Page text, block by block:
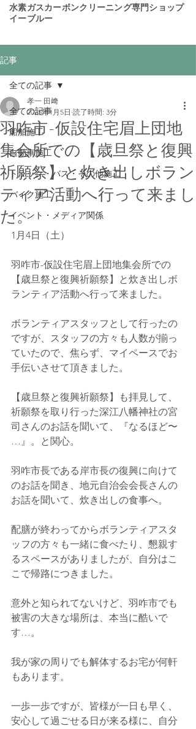
​水素ガスカーボンクリーニング専門ショップ
イーブルー
記事
全ての記事
船舶施工
自動車施工
トラック・バス・その他施工
バイク施工
イベント・メディア関係
全ての記事
羽咋市-仮設住宅眉上団地
集会所での【歳旦祭と復興
祈願祭】と炊き出しボラン
ティア活動へ行って来まし
た。
孝一 田﨑
2025年1月5日 読了時間: 3分
1月4日（土）
羽咋市-仮設住宅眉上団地集会所での
【歳旦祭と復興祈願祭】と炊き出しボ
ランティア活動へ行って来ました。
ボランティアスタッフとして行ったの
ですが、スタッフの方々も人数が揃っ
ていたので、焦らず、マイペースでお
手伝いさせて頂きました。
【歳旦祭と復興祈願祭】も拝見して、
祈願祭を取り行った深江八幡神社の宮
司さんのお話を聞いて、『なるほど〜
…』。と関心。
羽咋市長である岸市長の復興に向けて
のお話を聞き、地元自治会会長さんの
お話を聞いて、炊き出しの食事へ。
配膳が終わってからボランティアスタ
ッフの方々も一緒に食べたり、懇親す
るスペースがありましたが、自分はこ
こで帰路につきました。
意外と知られてないけど、羽咋市でも
被害の大きな場所は、本当に酷いで
す…。
我が家の周りでも解体するお宅が何軒
もあります。
一歩一歩ですが、皆様が一日も早く、
安心して過ごせる日が来る様に、自分